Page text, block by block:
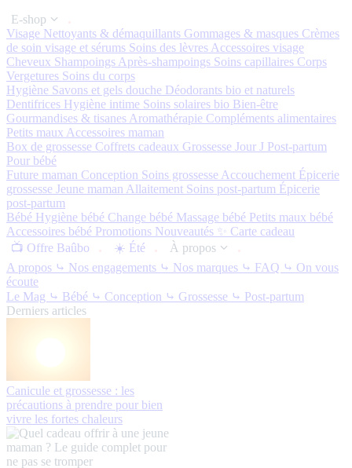
E-shop
Visage Nettoyants & démaquillants Gommages & masques Crèmes
de soin visage et sérums Soins des lèvres Accessoires visage
Cheveux Shampoings Après-shampoings Soins capillaires Corps
Vergetures Soins du corps
Hygiène Savons et gels douche Déodorants bio et naturels
Dentifrices Hygiène intime Soins solaires bio Bien-être
Gourmandises & tisanes Aromathérapie Compléments alimentaires
Petits maux Accessoires maman
Box de grossesse Coffrets cadeaux Grossesse Jour J Post-partum
Pour bébé
Future maman Conception Soins grossesse Accouchement Épicerie
grossesse Jeune maman Allaitement Soins post-partum Épicerie
post-partum
Bébé Hygiène bébé Change bébé Massage bébé Petits maux bébé
Accessoires bébé Promotions Nouveautés ✨ Carte cadeau
📺 Offre Baûbo
☀️ Été
À propos
A propos ⤷ Nos engagements ⤷ Nos marques ⤷ FAQ ⤷ On vous
écoute
Le Mag ⤷ Bébé ⤷ Conception ⤷ Grossesse ⤷ Post-partum
Derniers articles
Canicule et grossesse : les
précautions à prendre pour bien
vivre les fortes chaleurs